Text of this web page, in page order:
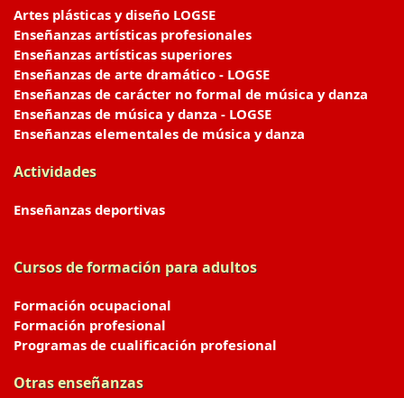
Artes plásticas y diseño LOGSE
Enseñanzas artísticas profesionales
Enseñanzas artísticas superiores
Enseñanzas de arte dramático - LOGSE
Enseñanzas de carácter no formal de música y danza
Enseñanzas de música y danza - LOGSE
Enseñanzas elementales de música y danza
Actividades
Enseñanzas deportivas
Cursos de formación para adultos
Formación ocupacional
Formación profesional
Programas de cualificación profesional
Otras enseñanzas